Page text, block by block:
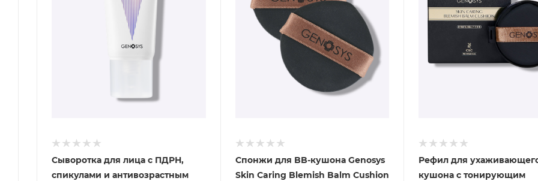
Сыворотка для лица с ПДРН,
спикулами и антивозрастным
Спонжи для BB-кушона Genosys
Skin Сaring Blemish Balm Cushion
Рефил для
кушона с тонирующим